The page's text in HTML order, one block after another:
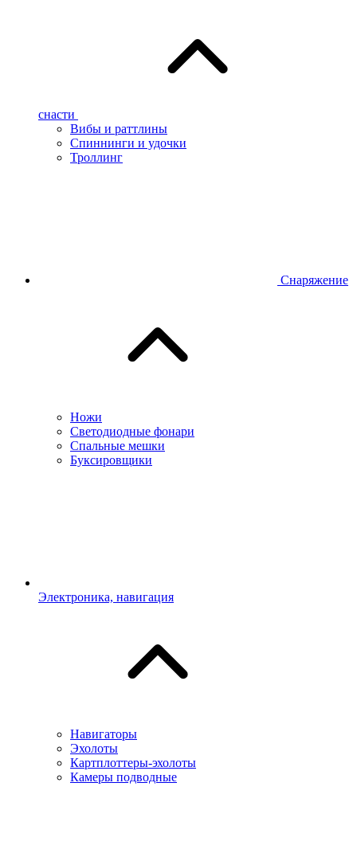
снасти
Вибы и раттлины
Спиннинги и удочки
Троллинг
Снаряжение
Ножи
Светодиодные фонари
Спальные мешки
Буксировщики
Электроника, навигация
Навигаторы
Эхолоты
Картплоттеры-эхолоты
Камеры подводные